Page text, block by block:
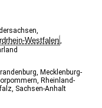
,
Westfalen,
, Mecklenburg-
, Rheinland-
, Sachsen-Anhalt